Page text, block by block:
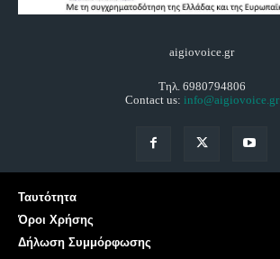
aigiovoice.gr
Τηλ. 6980794806
Contact us: info@aigiovoice.gr
Ταυτότητα
Όροι Χρήσης
Δήλωση Συμμόρφωσης